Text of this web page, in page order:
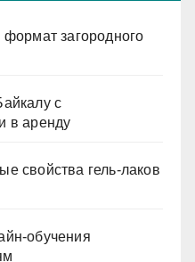
загородного
с
в аренду
свойства гель-лаков
обучения